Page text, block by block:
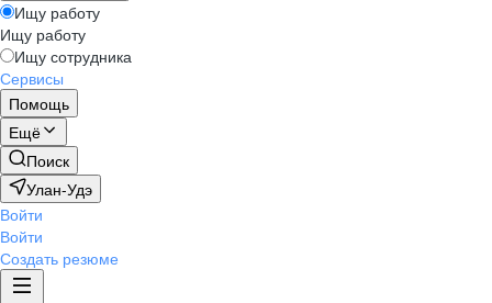
Ищу работу
Ищу работу
Ищу сотрудника
Сервисы
Помощь
Ещё
Поиск
Улан-Удэ
Войти
Войти
Создать резюме